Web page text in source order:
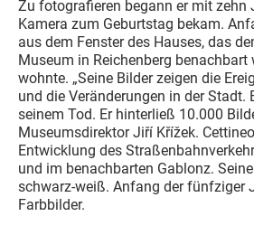
Zu fotografieren begann er mit zehn
Kamera zum Geburtstag bekam.
aus dem Fenster des Hauses, das
Museum in Reichenberg benachbart
wohnte. „Seine Bilder zeigen die
und die Veränderungen in der Stadt.
seinem Tod. Er hinterließ 10.000
Museumsdirektor Jiří Křížek.
Entwicklung des
und im benachbarten Gablonz.
schwarz-weiß. Anfang der fünfziger
Farbbilder.